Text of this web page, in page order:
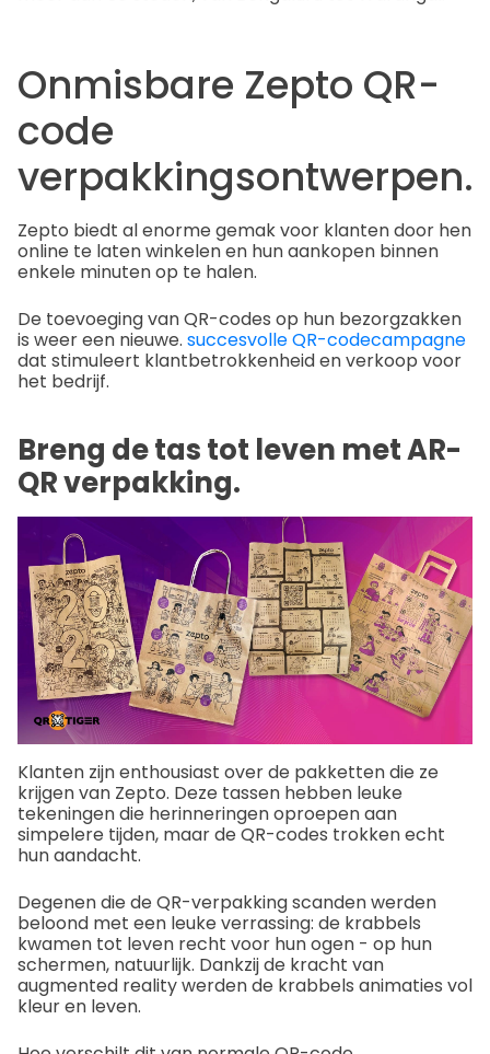
Onmisbare Zepto QR-
code
verpakkingsontwerpen.
Zepto biedt al enorme gemak voor klanten door hen
online te laten winkelen en hun aankopen binnen
enkele minuten op te halen.
De toevoeging van QR-codes op hun bezorgzakken
is weer een nieuwe. succesvolle QR-codecampagne
dat stimuleert klantbetrokkenheid en verkoop voor
het bedrijf.
Breng de tas tot leven met AR-
QR verpakking.
Klanten zijn enthousiast over de pakketten die ze
krijgen van Zepto. Deze tassen hebben leuke
tekeningen die herinneringen oproepen aan
simpelere tijden, maar de QR-codes trokken echt
hun aandacht.
Degenen die de QR-verpakking scanden werden
beloond met een leuke verrassing: de krabbels
kwamen tot leven recht voor hun ogen - op hun
schermen, natuurlijk. Dankzij de kracht van
augmented reality werden de krabbels animaties vol
kleur en leven.